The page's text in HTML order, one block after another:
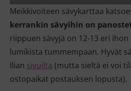
Meikkivoiteen sävykarttaa
kerrankin sävyihin on
riippuen sävyjä on 12-13 eri ihon
lumikista tummempaan. Hyvät
Ilian sivuilta (mutta sieltä ei voi
ostopaikat postauksen lopusta).